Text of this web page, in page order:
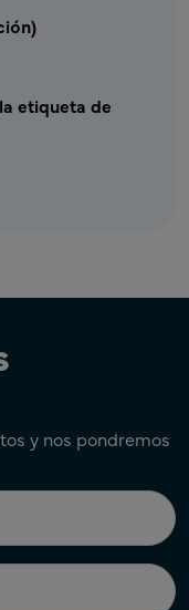
etiqueta de
y nos pondremos